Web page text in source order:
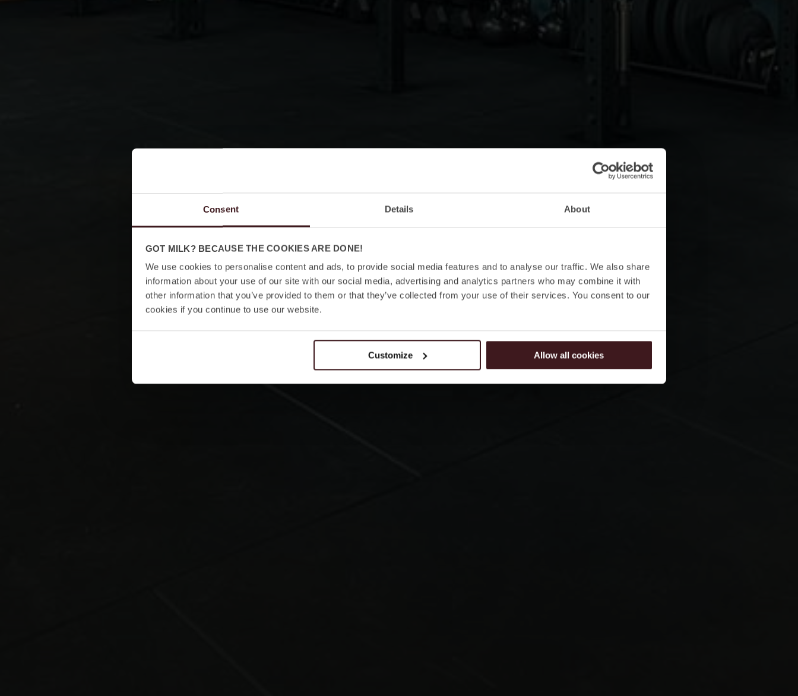
Consent Details About
GOT MILK? BECAUSE THE COOKIES ARE DONE!
We use cookies to personalise content and ads, to provide social media features and to analyse our traffic. We also share
information about your use of our site with our social media, advertising and analytics partners who may combine it with
other information that you’ve provided to them or that they’ve collected from your use of their services. You consent to our
cookies if you continue to use our website.
Customize Allow all cookies